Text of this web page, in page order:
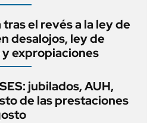
el revés a la ley de
desalojos, ley de
expropiaciones
jubilados, AUH,
de las prestaciones